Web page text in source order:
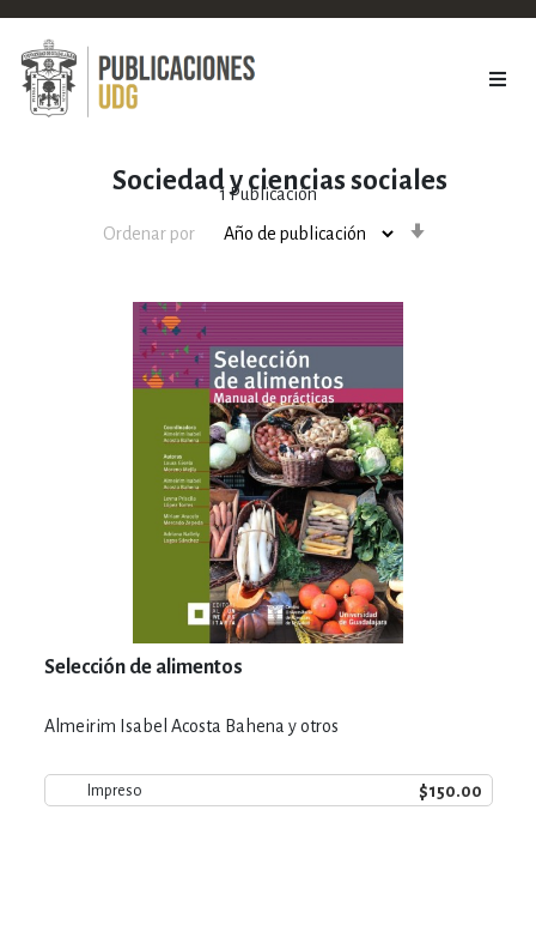
Sociedad y ciencias sociales
1Publicación
Ordenar por
Selección de alimentos
Almeirim Isabel Acosta Bahena y otros
Impreso $150.00